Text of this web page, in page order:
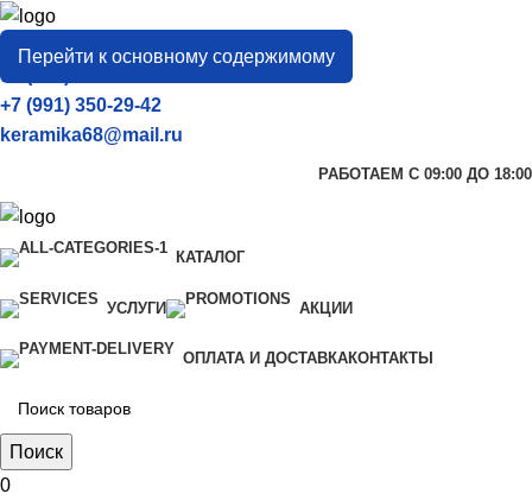
Перейти к основному содержимому
город
Тамбов
+7 (906) 657-33-54
+7 (991) 350-29-42
keramika68@mail.ru
РАБОТАЕМ С 09:00 ДО 18:00
КАТАЛОГ
УСЛУГИ АКЦИИ
ОПЛАТА И ДОСТАВКАКОНТАКТЫ
Поиск
0